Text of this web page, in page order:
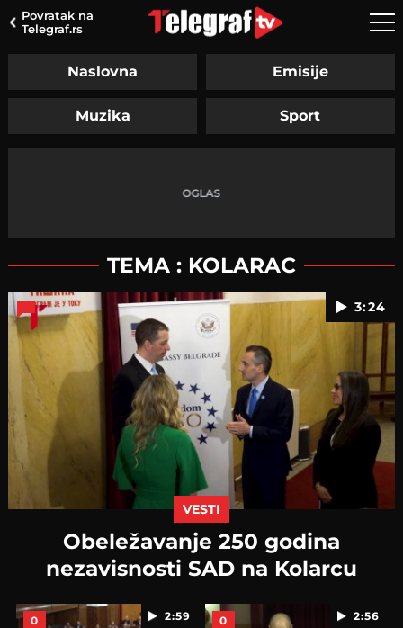
Povratak na
Telegraf.rs
Naslovna Emisije
Muzika Sport
TEMA : KOLARAC
3:24
VESTI
Obeležavanje 250 godina
nezavisnosti SAD na Kolarcu
2:59
0 2:56
0